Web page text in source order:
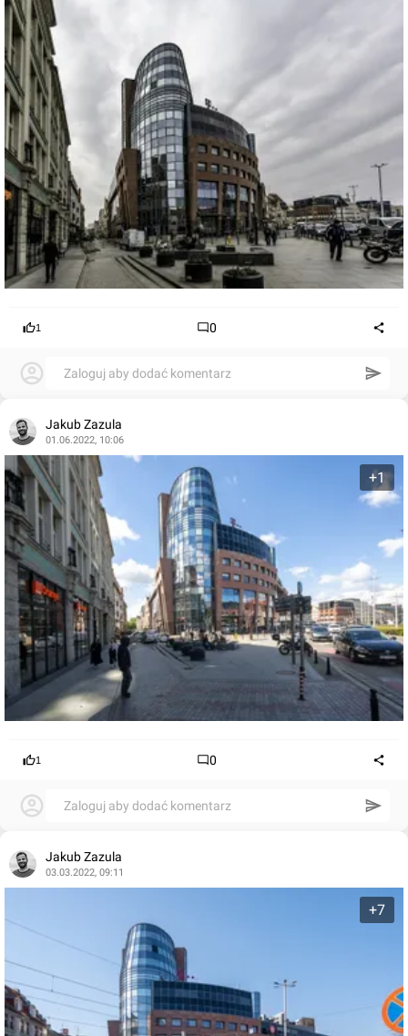
1 0
Zaloguj aby dodać komentarz
Jakub Zazula
01.06.2022, 10:06
+1
1 0
Zaloguj aby dodać komentarz
Jakub Zazula
03.03.2022, 09:11
+7